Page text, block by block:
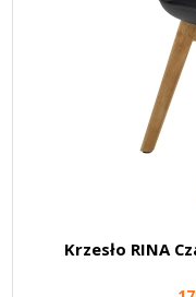
Krzesło RINA